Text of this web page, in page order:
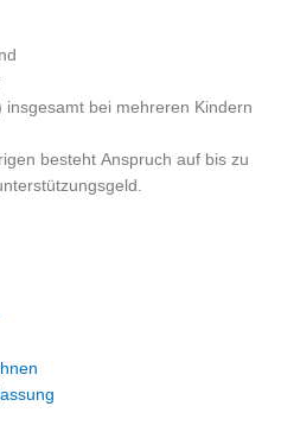
insgesamt bei mehreren Kindern
besteht Anspruch auf bis zu